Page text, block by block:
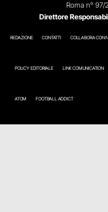
Roma n°
Direttore
REDAZIONE CONTATTI COLLABORA CON
POLICY EDITORIALE LINK COMUNICATION
ATOM FOOTBALL ADDICT